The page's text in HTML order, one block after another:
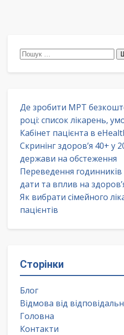
Пошук:
Де зробити МРТ
році: список лікарень,
Кабінет пацієнта в
Скринінг здоров’я 40+ у
держави на обстеження
Переведення годинників
дати та вплив на
Як вибрати сімейного
пацієнтів
Сторінки
Блог
Відмова від
Головна
Контакти